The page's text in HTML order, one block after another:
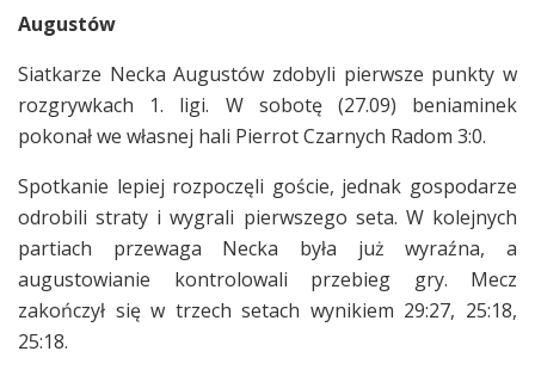
Augustów
Siatkarze Necka Augustów zdobyli pierwsze punkty w
rozgrywkach 1. ligi. W sobotę (27.09) beniaminek
pokonał we własnej hali Pierrot Czarnych Radom 3:0.
Spotkanie lepiej rozpoczęli goście, jednak gospodarze
odrobili straty i wygrali pierwszego seta. W kolejnych
partiach przewaga Necka była już wyraźna, a
augustowianie kontrolowali przebieg gry. Mecz
zakończył się w trzech setach wynikiem 29:27, 25:18,
25:18.